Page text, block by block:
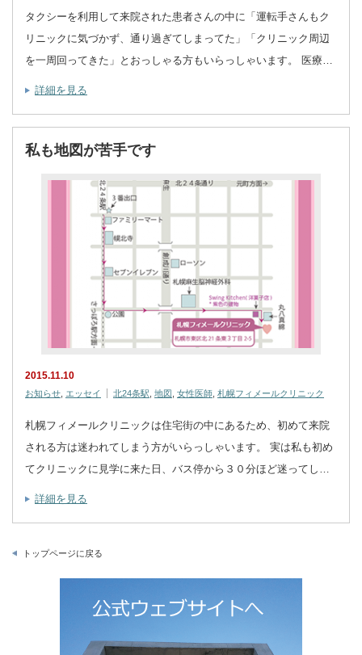
タクシーを利用して来院された患者さんの中に「運転手さんもク
リニックに気づかず、通り過ぎてしまってた」「クリニック周辺
を一周回ってきた」とおっしゃる方もいらっしゃいます。 医療…
詳細を見る
私も地図が苦手です
2015.11.10
お知らせ エッセイ 北24条駅 地図 女性医師 札幌フィメールクリニック
札幌フィメールクリニックは住宅街の中にあるため、初めて来院
される方は迷われてしまう方がいらっしゃいます。 実は私も初め
てクリニックに見学に来た日、バス停から３０分ほど迷ってし…
詳細を見る
トップページに戻る